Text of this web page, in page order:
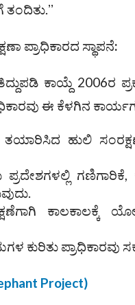
ಪ್ರಾಧಿಕಾರದ ಸ್ಥಾಪನೆ:
ಕಾಯ್ದೆ 2006ರ
ಈ ಕೆಳಗಿನ
ತಯಾರಿಸಿದ ಹುಲಿ
ಕಾಲಕಾಲಕ್ಕೆ
ಕುರಿತು ಪ್ರಾಧಿಕಾರವು
Project)